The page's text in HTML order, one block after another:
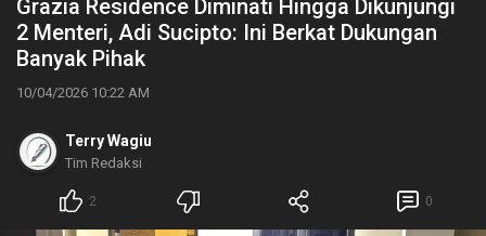
Grazia Residence Diminati Hingga Dikunjungi
2 Menteri, Adi Sucipto: Ini Berkat Dukungan
Banyak Pihak
10/04/2026 10:22 AM
Terry Wagiu
Tim Redaksi
2 0